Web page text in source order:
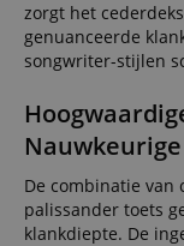
zorgt het
genuanceerde
songwriter-stijlen
De combinatie van
palissander toets
klankdiepte. De